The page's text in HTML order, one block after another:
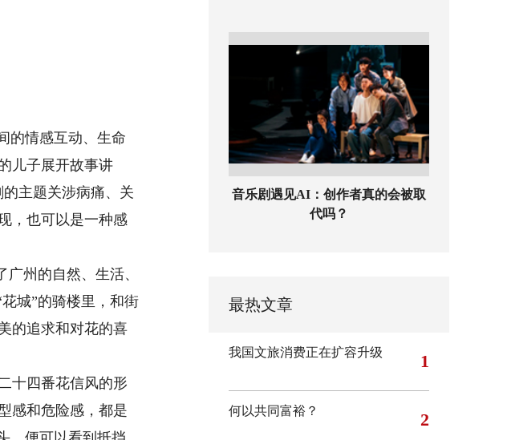
情感互动、生命
儿子展开故事讲
主题关涉病痛、关
，也可以是一种感
州的自然、生活、
城”的骑楼里，和街
的追求和对花的喜
十四番花信风的形
感和危险感，都是
音乐剧遇见AI：创作者真的会被取
代吗？
最热文章
我国文旅消费正在扩容升级 1
何以共同富裕？ 2